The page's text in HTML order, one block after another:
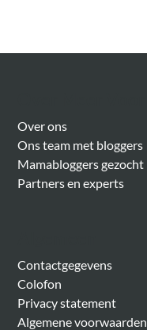
Over ons
Ons team met bloggers
Mamabloggers gezocht
Partners en experts
Contactgegevens
Colofon
Privacy statement
Algemene voorwaarden